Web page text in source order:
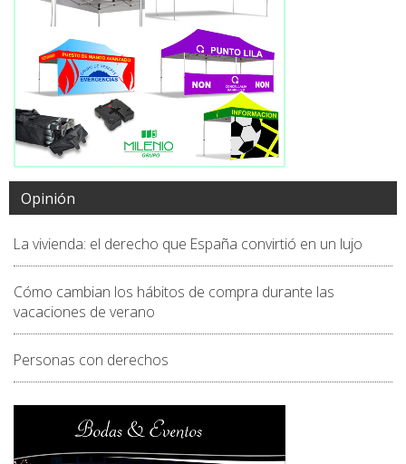
Opinión
La vivienda: el derecho que España convirtió en un lujo
Cómo cambian los hábitos de compra durante las
vacaciones de verano
Personas con derechos